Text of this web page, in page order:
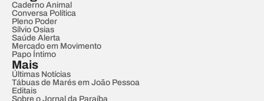
Caderno Animal
Conversa Política
Pleno Poder
Sílvio Osias
Saúde Alerta
Mercado em Movimento
Papo Íntimo
Mais
Últimas Notícias
Tábuas de Marés em João Pessoa
Editais
Sobre o Jornal da Paraíba